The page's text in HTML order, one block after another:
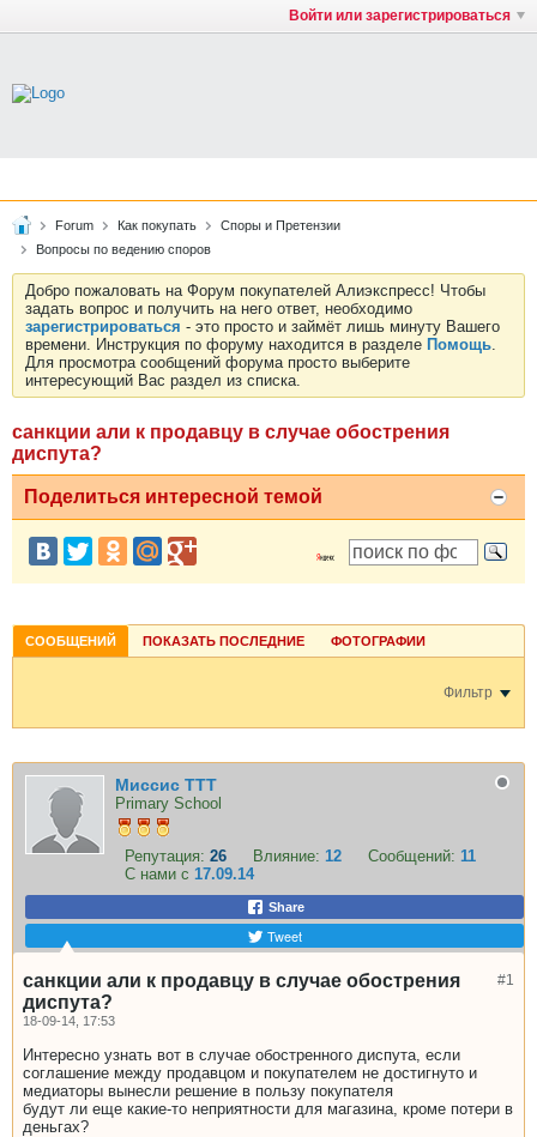
Войти или зарегистрироваться
Forum Как покупать
Споры и Претензии
Вопросы по ведению споров
Добро пожаловать на Форум покупателей Алиэкспресс! Чтобы
задать вопрос и получить на него ответ, необходимо
зарегистрироваться - это просто и займёт лишь минуту Вашего
времени. Инструкция по форуму находится в разделе Помощь.
Для просмотра сообщений форума просто выберите
интересующий Вас раздел из списка.
санкции али к продавцу в случае обострения
диспута?
Поделиться интересной темой
СООБЩЕНИЙ ПОКАЗАТЬ ПОСЛЕДНИЕ ФОТОГРАФИИ
Фильтр
Миссис ТТТ
Primary School
Репутация: 26 Влияние: 12 Сообщений: 11
С нами с 17.09.14
Share
Tweet
#1
санкции али к продавцу в случае обострения
диспута?
18-09-14, 17:53
Интересно узнать вот в случае обостренного диспута, если
соглашение между продавцом и покупателем не достигнуто и
медиаторы вынесли решение в пользу покупателя
будут ли еще какие-то неприятности для магазина, кроме потери в
деньгах?